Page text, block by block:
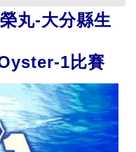
丸-大分縣生
1比賽